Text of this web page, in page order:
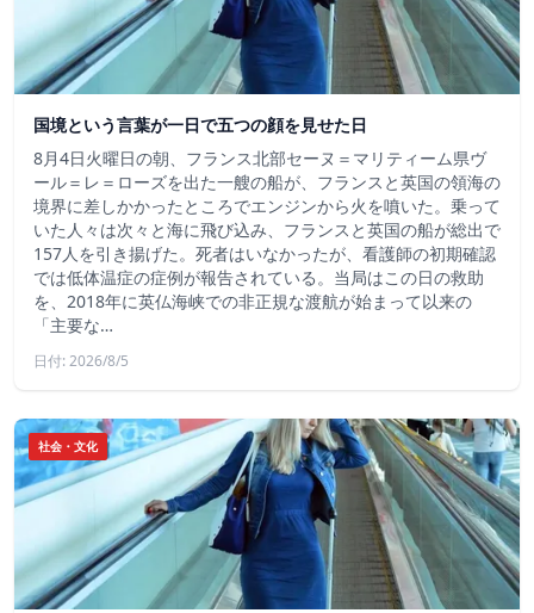
国境という言葉が一日で五つの顔を見せた日
8月4日火曜日の朝、フランス北部セーヌ＝マリティーム県ヴ
ール＝レ＝ローズを出た一艘の船が、フランスと英国の領海の
境界に差しかかったところでエンジンから火を噴いた。乗って
いた人々は次々と海に飛び込み、フランスと英国の船が総出で
157人を引き揚げた。死者はいなかったが、看護師の初期確認
では低体温症の症例が報告されている。当局はこの日の救助
を、2018年に英仏海峡での非正規な渡航が始まって以来の
「主要な…
日付: 2026/8/5
社会・文化